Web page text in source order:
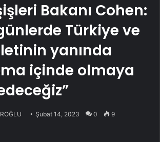
Bakanı Cohen:
Türkiye ve
yanında
içinde olmaya
Şubat 14, 2023 0 9